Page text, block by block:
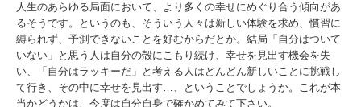
人生のあらゆる局面において、より多くの幸せにめぐり合う傾向があ
るそうです。というのも、そういう人々は新しい体験を求め、慣習に
縛られず、予測できないことを好むからだとか。結局「自分はついて
いない」と思う人は自分の殻にこもり続け、幸せを見出す機会を失
い、「自分はラッキーだ」と考える人はどんどん新しいことに挑戦し
て行き、その中に幸せを見出す…、ということでしょうか。これが本
当かどうかは、今度は自分自身で確かめてみて下さい。